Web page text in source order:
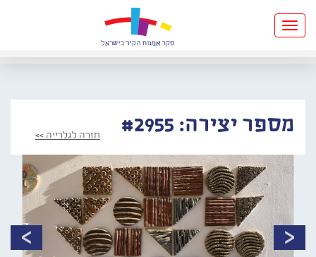
Toggle
navigation
מספר יצירה: #2955 חזרה לגלרייה >>